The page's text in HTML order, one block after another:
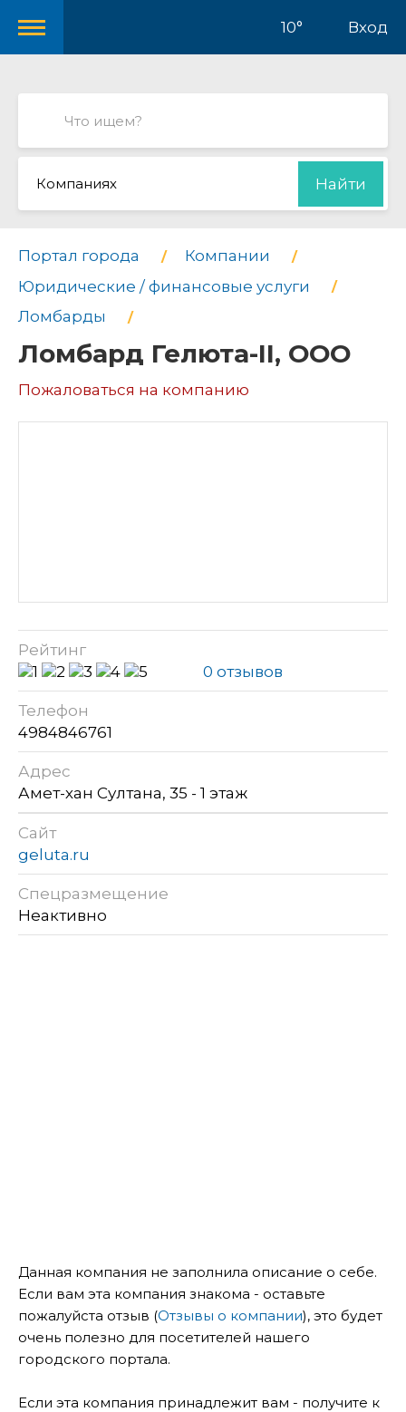
10° Вход
Компаниях Найти
Портал города
Компании
Юридические / финансовые услуги
Ломбарды
Ломбард Гелюта-II, ООО
Пожаловаться на компанию
Рейтинг
0 отзывов
Телефон
4984846761
Адрес
Амет-хан Султана, 35 - 1 этаж
Сайт
geluta.ru
Спецразмещение
Неактивно
Данная компания не заполнила описание о себе.
Если вам эта компания знакома - оставьте
пожалуйста отзыв (Отзывы о компании), это будет
очень полезно для посетителей нашего
городского портала.
Если эта компания принадлежит вам - получите к